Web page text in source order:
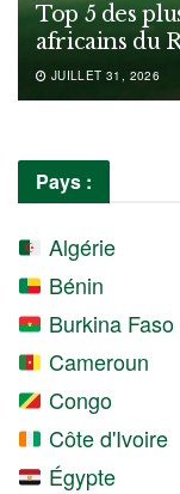
Top 5 des
africains du
JUILLET 31, 2026
Pays :
Algérie
Bénin
Burkina Faso
Cameroun
Congo
Côte d'Ivoire
Égypte